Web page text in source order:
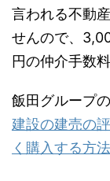
言われる不動
せんので、
円の仲介手数
飯田グループ
建設の建売の
く購入する方